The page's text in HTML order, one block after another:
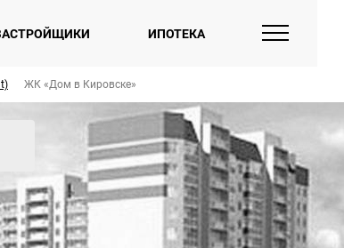
ИПОТЕКА
ЖК «Дом в Кировске»